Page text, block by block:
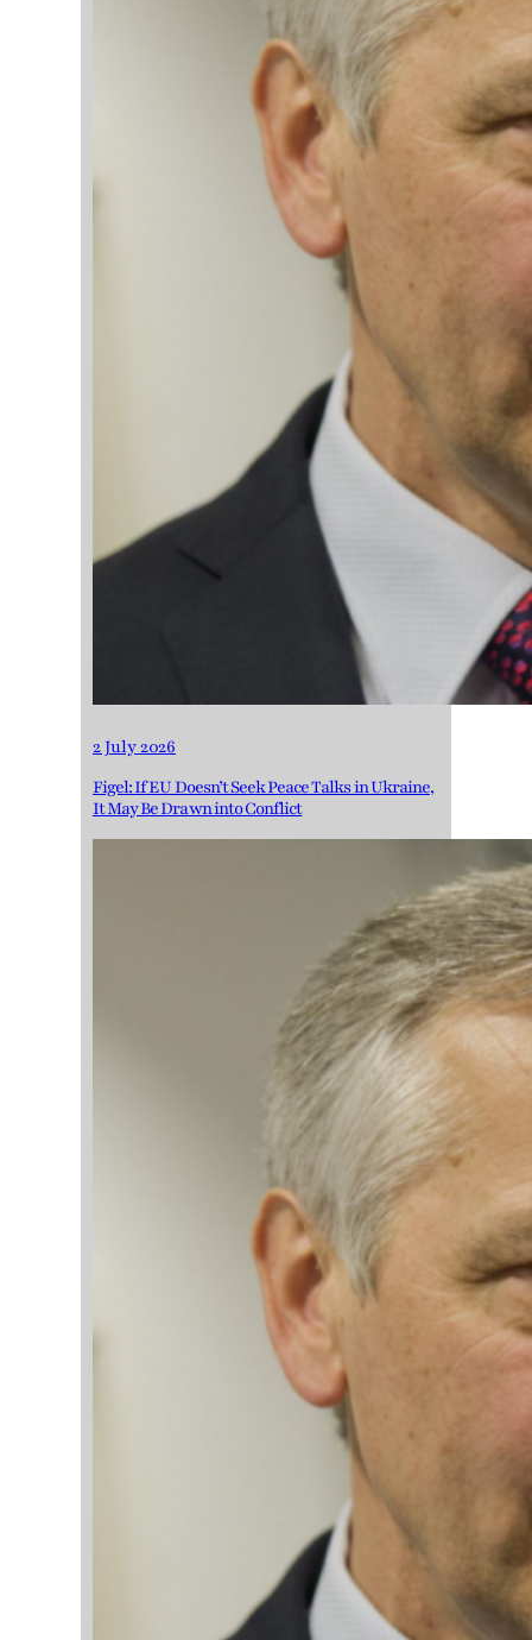
2 July 2026
Figel: If EU Doesn’t Seek Peace Talks in Ukraine,
It May Be Drawn into Conflict